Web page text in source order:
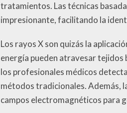
tratamientos. Las técnicas
impresionante, facilitando la
Los rayos X son quizás la
energía pueden atravesar tejidos
los profesionales médicos
métodos tradicionales. Además,
campos electromagnéticos para